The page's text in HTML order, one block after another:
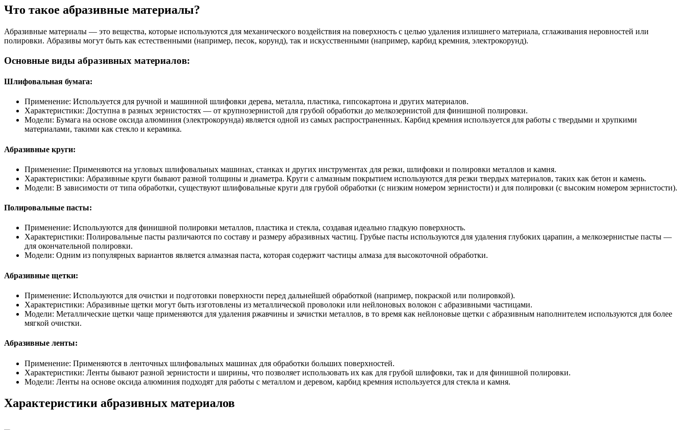
Что такое абразивные материалы?
Абразивные материалы — это вещества, которые используются для механического воздействия на поверхность с целью удаления излишнего материала, сглаживания неровностей или
полировки. Абразивы могут быть как естественными (например, песок, корунд), так и искусственными (например, карбид кремния, электрокорунд).
Основные виды абразивных материалов:
Шлифовальная бумага:
Применение: Используется для ручной и машинной шлифовки дерева, металла, пластика, гипсокартона и других материалов.
Характеристики: Доступна в разных зернистостях — от крупнозернистой для грубой обработки до мелкозернистой для финишной полировки.
Модели: Бумага на основе оксида алюминия (электрокорунда) является одной из самых распространенных. Карбид кремния используется для работы с твердыми и хрупкими
материалами, такими как стекло и керамика.
Абразивные круги:
Применение: Применяются на угловых шлифовальных машинах, станках и других инструментах для резки, шлифовки и полировки металлов и камня.
Характеристики: Абразивные круги бывают разной толщины и диаметра. Круги с алмазным покрытием используются для резки твердых материалов, таких как бетон и камень.
Модели: В зависимости от типа обработки, существуют шлифовальные круги для грубой обработки (с низким номером зернистости) и для полировки (с высоким номером зернистости).
Полировальные пасты:
Применение: Используются для финишной полировки металлов, пластика и стекла, создавая идеально гладкую поверхность.
Характеристики: Полировальные пасты различаются по составу и размеру абразивных частиц. Грубые пасты используются для удаления глубоких царапин, а мелкозернистые пасты —
для окончательной полировки.
Модели: Одним из популярных вариантов является алмазная паста, которая содержит частицы алмаза для высокоточной обработки.
Абразивные щетки:
Применение: Используются для очистки и подготовки поверхности перед дальнейшей обработкой (например, покраской или полировкой).
Характеристики: Абразивные щетки могут быть изготовлены из металлической проволоки или нейлоновых волокон с абразивными частицами.
Модели: Металлические щетки чаще применяются для удаления ржавчины и зачистки металлов, в то время как нейлоновые щетки с абразивным наполнителем используются для более
мягкой очистки.
Абразивные ленты:
Применение: Применяются в ленточных шлифовальных машинах для обработки больших поверхностей.
Характеристики: Ленты бывают разной зернистости и ширины, что позволяет использовать их как для грубой шлифовки, так и для финишной полировки.
Модели: Ленты на основе оксида алюминия подходят для работы с металлом и деревом, карбид кремния используется для стекла и камня.
Характеристики абразивных материалов